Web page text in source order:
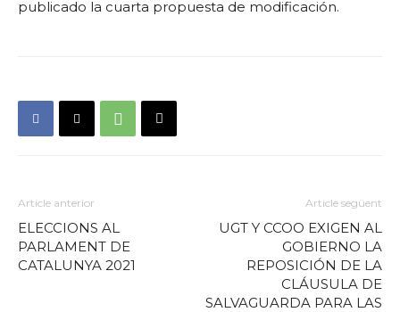
publicado la cuarta propuesta de modificación.
Article anterior
ELECCIONS AL
PARLAMENT DE
CATALUNYA 2021
Article següent
UGT Y CCOO EXIGEN AL
GOBIERNO LA
REPOSICIÓN DE LA
CLÁUSULA DE
SALVAGUARDA PARA LAS